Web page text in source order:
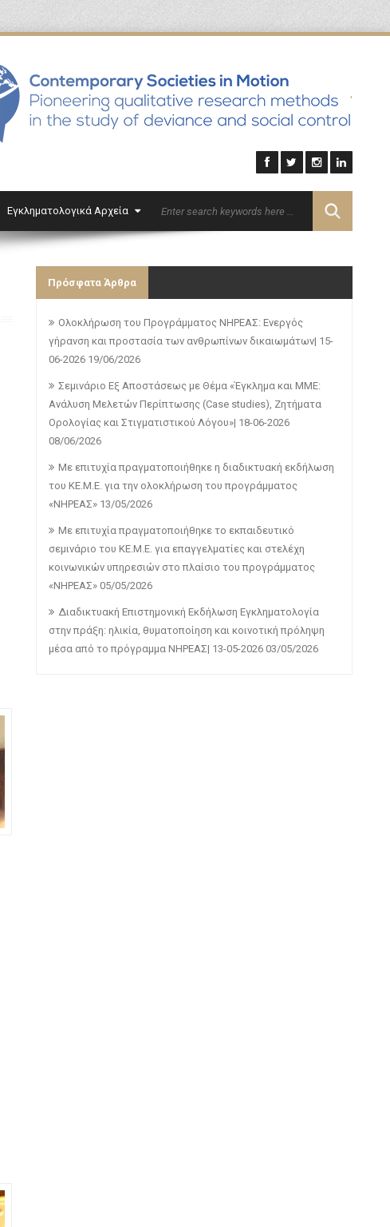
'
Εγκληματολογικά Αρχεία Επικοινωνία English
Πρόσφατα Άρθρα
Ολοκλήρωση του Προγράμματος ΝΗΡΕΑΣ: Ενεργός
γήρανση και προστασία των ανθρωπίνων δικαιωμάτων| 15-
06-2026 19/06/2026
Σεμινάριο Εξ Αποστάσεως με Θέμα «Έγκλημα και ΜΜΕ:
Ανάλυση Μελετών Περίπτωσης (Case studies), Ζητήματα
Ορολογίας και Στιγματιστικού Λόγου»| 18-06-2026
08/06/2026
Με επιτυχία πραγματοποιήθηκε η διαδικτυακή εκδήλωση
του ΚΕ.Μ.Ε. για την ολοκλήρωση του προγράμματος
«ΝΗΡΕΑΣ» 13/05/2026
Με επιτυχία πραγματοποιήθηκε το εκπαιδευτικό
σεμινάριο του ΚΕ.Μ.Ε. για επαγγελματίες και στελέχη
κοινωνικών υπηρεσιών στο πλαίσιο του προγράμματος
«ΝΗΡΕΑΣ» 05/05/2026
Διαδικτυακή Επιστημονική Εκδήλωση Εγκληματολογία
στην πράξη: ηλικία, θυματοποίηση και κοινοτική πρόληψη
μέσα από το πρόγραμμα ΝΗΡΕΑΣ| 13-05-2026 03/05/2026